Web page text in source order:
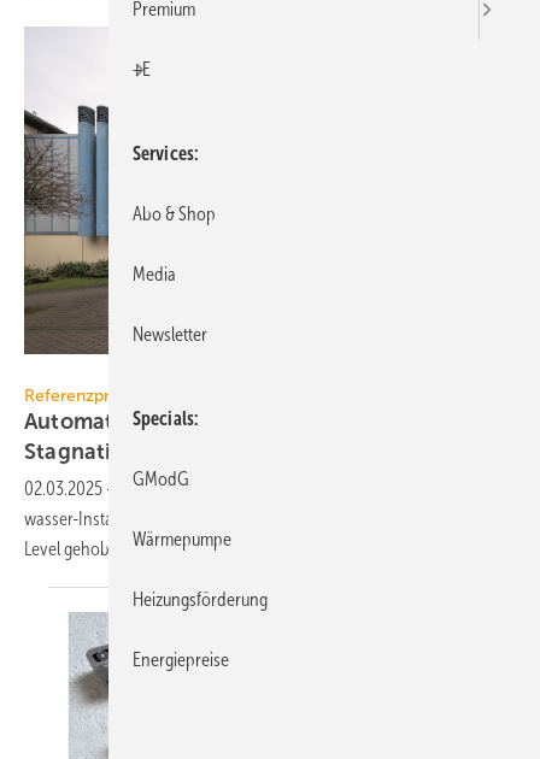
Referenzprojekt Schell
Automatisiertes Spülen verhindert
Stagnation
02.03.2025 -
Mit einem digitalen Wasser­ma­na­ge­ment wur­de die Trink­
wasser-Installa­tion im Sport­be­reich der JVA Weiterstadt auf ein neu­es
Levelge­ho­ben.
Premium
+E
Services
Abo & Shop
Media
Newsletter
Specials
GModG
Wärmepumpe
Heizungsförderung
Energiepreise